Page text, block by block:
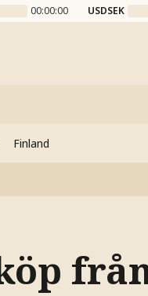
00:00:00 USDSEK
Finland